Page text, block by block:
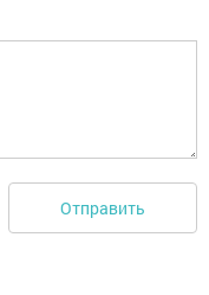
Отправить